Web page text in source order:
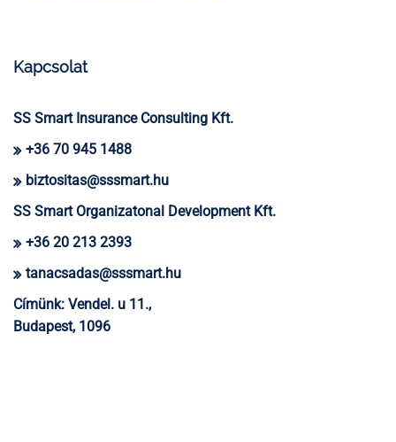
Kapcsolat
SS Smart Insurance Consulting Kft.
+36 70 945 1488
biztositas@sssmart.hu
SS Smart Organizatonal Development Kft.
+36 20 213 2393
tanacsadas@sssmart.hu
Címünk: Vendel. u 11.,
Budapest, 1096